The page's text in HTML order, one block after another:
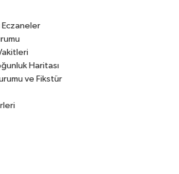
Eczaneler
Haritası
ve Fikstür